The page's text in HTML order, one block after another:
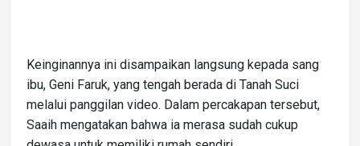
Keinginannya ini disampaikan langsung kepada sang
ibu, Geni Faruk, yang tengah berada di Tanah Suci
melalui panggilan video. Dalam percakapan tersebut,
Saaih mengatakan bahwa ia merasa sudah cukup